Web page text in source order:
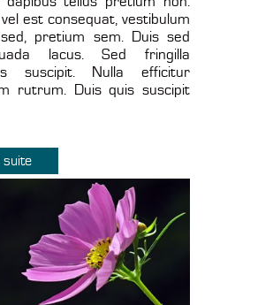
est consequat, vestibulum
pretium sem. Duis sed
lacus. Sed fringilla
suscipit. Nulla efficitur
rutrum. Duis quis suscipit
suite